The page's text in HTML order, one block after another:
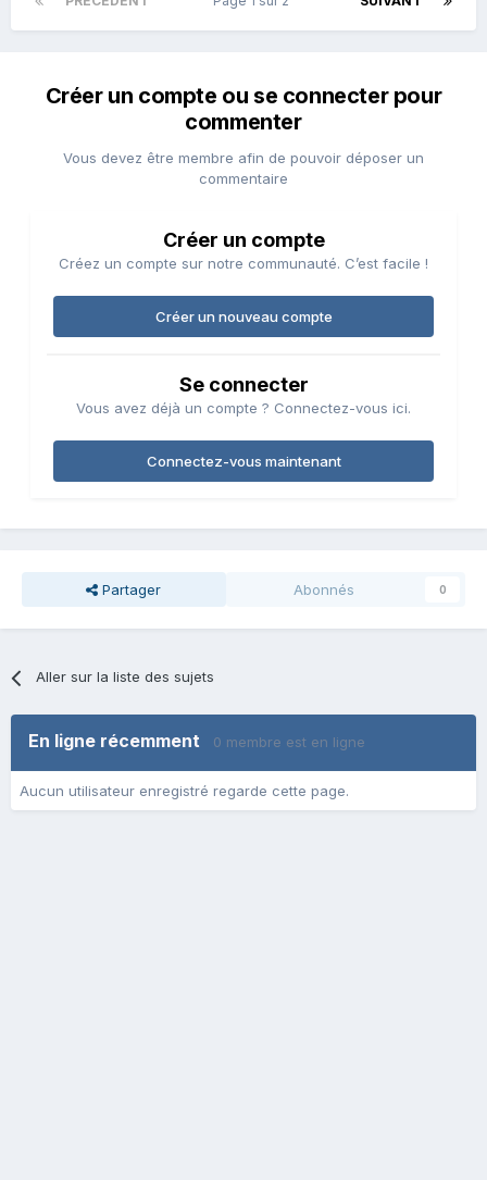
Créer un compte ou se connecter pour
commenter
Vous devez être membre afin de pouvoir déposer un
commentaire
Créer un compte
Créez un compte sur notre communauté. C’est facile !
Créer un nouveau compte
Se connecter
Vous avez déjà un compte ? Connectez-vous ici.
Connectez-vous maintenant
Partager Abonnés 0
Aller sur la liste des sujets
En ligne récemment 0 membre est en ligne
Aucun utilisateur enregistré regarde cette page.